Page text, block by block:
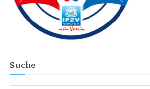
Suche